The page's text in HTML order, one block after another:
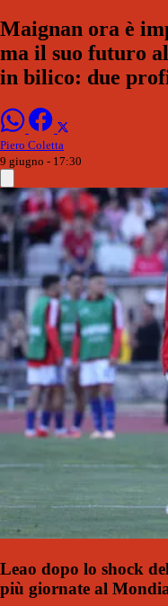
Maignan ora è
ma il suo futuro
in bilico: due
Piero Coletta
9 giugno - 17:30
Leao dopo lo shock
più giornate al